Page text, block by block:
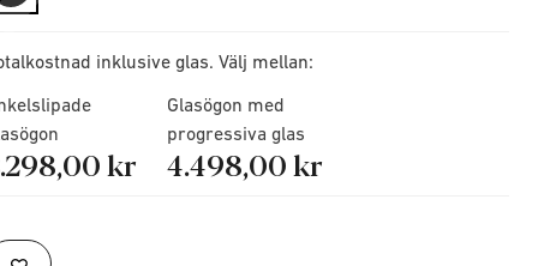
selected
inklusive glas. Välj mellan:
kr
Glasögon med
progressiva glas
4.498,00 kr